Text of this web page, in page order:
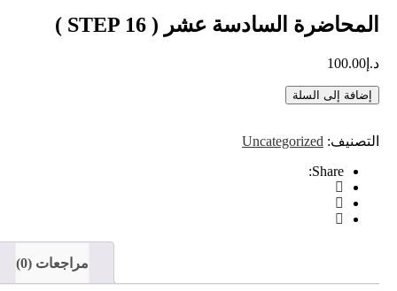
المحاضرة السادسة عشر ( STEP 16 )
100.00
إضافة إلى السلة
التصنيف: Uncategorized
Share:
مراجعات (0)